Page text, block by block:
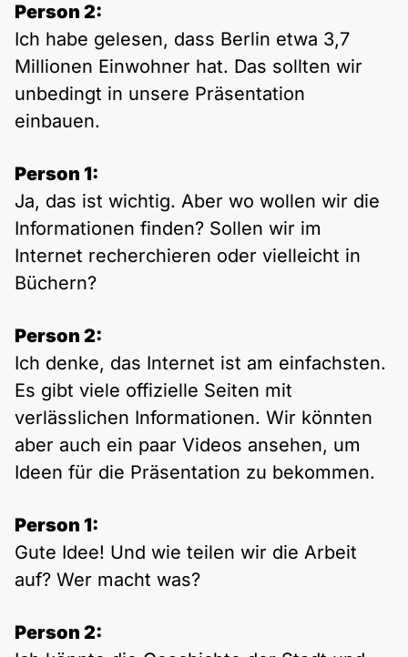
Person 2:
Ich habe gelesen, dass Berlin etwa 3,7
Millionen Einwohner hat. Das sollten wir
unbedingt in unsere Präsentation
einbauen.
Person 1:
Ja, das ist wichtig. Aber wo wollen wir die
Informationen finden? Sollen wir im
Internet recherchieren oder vielleicht in
Büchern?
Person 2:
Ich denke, das Internet ist am einfachsten.
Es gibt viele offizielle Seiten mit
verlässlichen Informationen. Wir könnten
aber auch ein paar Videos ansehen, um
Ideen für die Präsentation zu bekommen.
Person 1:
Gute Idee! Und wie teilen wir die Arbeit
auf? Wer macht was?
Person 2: